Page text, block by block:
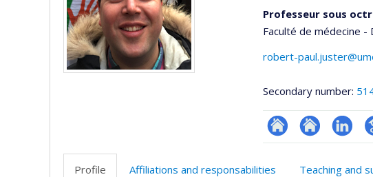
Professeur sous
Faculté de médecine
robert-
Secondary number:
ResearchGate
Site
LinkedIn
Profile Affiliations and responsabilities Teaching and